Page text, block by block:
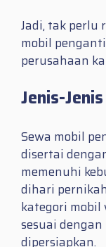
Jadi, tak perlu
mobil
perusahaan
Jenis-
Sewa mobil
disertai
memenuhi
dihari
kategori mobil
sesuai
dipersiapkan.